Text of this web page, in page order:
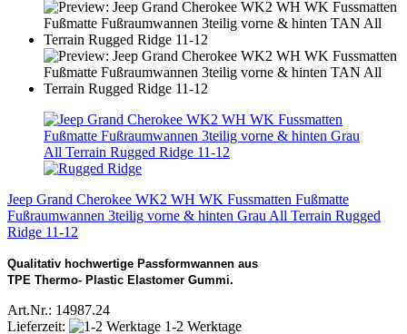
Jeep Grand Cherokee WK2 WH WK Fussmatten Fußmatte
Fußraumwannen 3teilig vorne & hinten Grau All Terrain Rugged
Ridge 11-12
Qualitativ hochwertige Passformwannen aus
TPE Thermo- Plastic Elastomer Gummi.
Art.Nr.: 14987.24
Lieferzeit:
1-2 Werktage